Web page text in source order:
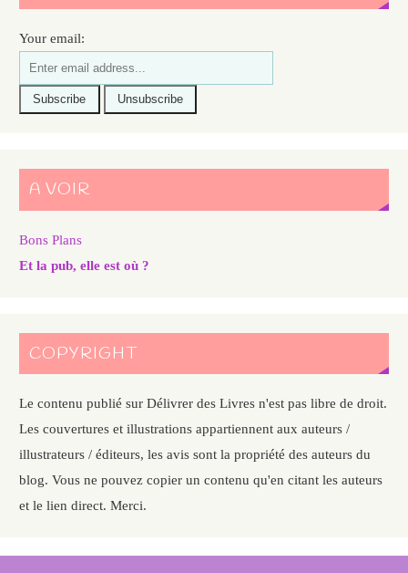
Your email:
A VOIR
Bons Plans
Et la pub, elle est où ?
COPYRIGHT
Le contenu publié sur Délivrer des Livres n'est pas libre de droit.
Les couvertures et illustrations appartiennent aux auteurs /
illustrateurs / éditeurs, les avis sont la propriété des auteurs du
blog. Vous ne pouvez copier un contenu qu'en citant les auteurs
et le lien direct. Merci.